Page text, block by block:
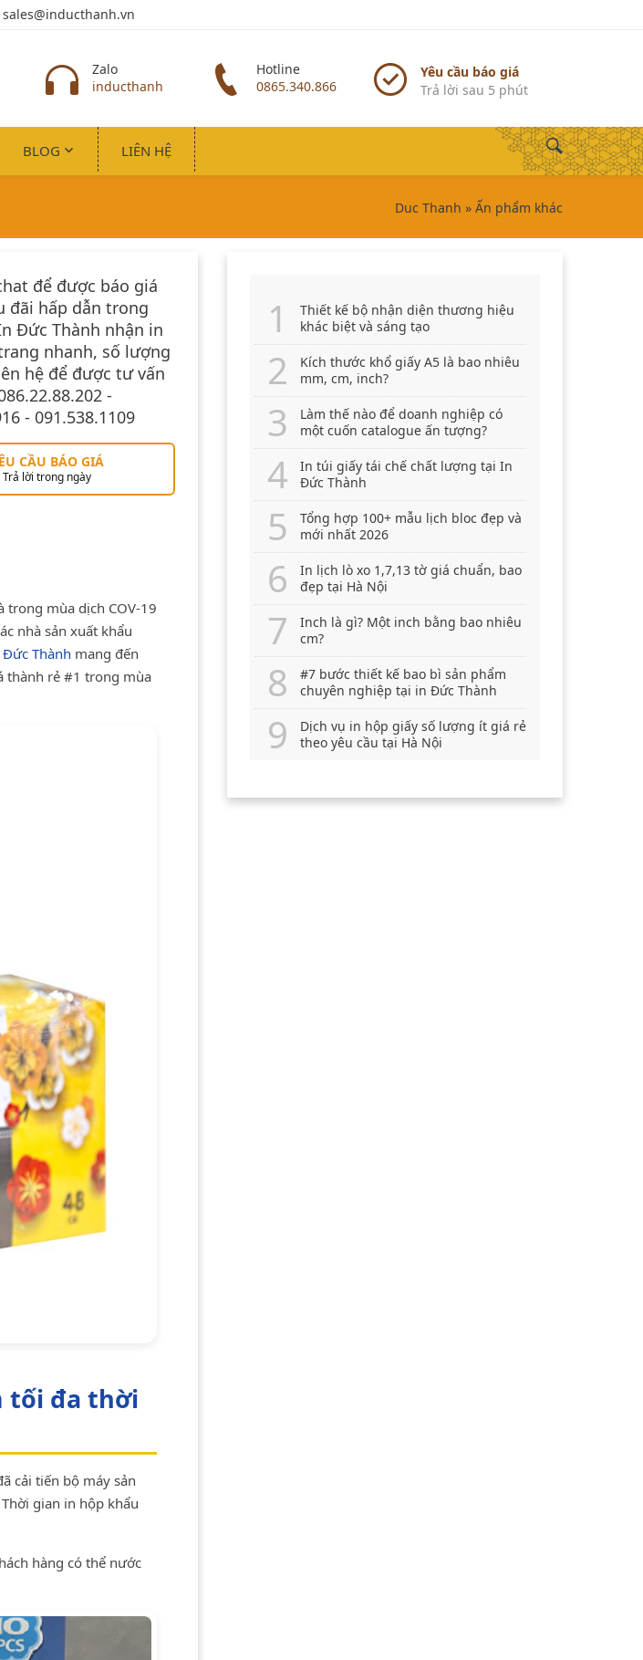
sales@inducthanh.vn
Yêu cầu báo giá
Trả lời sau 5 phút
Hotline
0865.340.866
Zalo
inducthanh
BLOG LIÊN HỆ
Duc Thanh » Ấn phẩm khác
để được báo giá
đãi hấp dẫn trong
Đức Thành nhận in
nhanh, số lượng
hệ để được tư vấn
-
- 091.538.1109
CẦU BÁO GIÁ
Trả lời trong ngày
trong mùa dịch COV-19
nhà sản xuất khẩu
Thành mang đến
thành rẻ #1 trong mùa
tối đa thời
cải tiến bộ máy sản
gian in hộp khẩu
hàng có thể nước
Thiết kế bộ nhận diện thương hiệu
khác biệt và sáng tạo
Kích thước khổ giấy A5 là bao nhiêu
mm, cm, inch?
Làm thế nào để doanh nghiệp có
một cuốn catalogue ấn tượng?
In túi giấy tái chế chất lượng tại In
Đức Thành
Tổng hợp 100+ mẫu lịch bloc đẹp và
mới nhất 2026
In lịch lò xo 1,7,13 tờ giá chuẩn, bao
đẹp tại Hà Nội
Inch là gì? Một inch bằng bao nhiêu
cm?
#7 bước thiết kế bao bì sản phẩm
chuyên nghiệp tại in Đức Thành
Dịch vụ in hộp giấy số lượng ít giá rẻ
theo yêu cầu tại Hà Nội